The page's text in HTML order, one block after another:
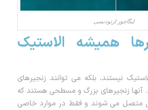
لیگاچور ارتودنسی
همیشه الاستیک
نیستند، بلکه می توانند زنجیرهای
آنها زنجیرهای بزرگ و مسطحی هستند که
متصل می شوند و فقط در موارد خاصی